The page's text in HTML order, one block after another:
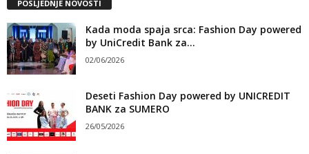
POSLJEDNJE NOVOSTI
Kada moda spaja srca: Fashion Day powered
by UniCredit Bank za...
02/06/2026
Deseti Fashion Day powered by UNICREDIT
BANK za SUMERO
26/05/2026